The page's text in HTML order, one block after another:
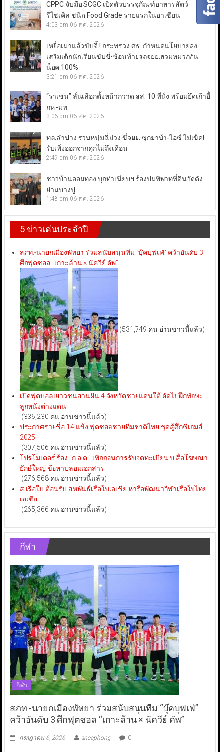
CPPC จับมือ SCGC เปิดตัวบรรจุภัณฑ์อาหารสัตว์
รีไซเคิล ชนิด Food Grade รายแรกในอาเซียน
4:03 pm 06 ส.ค. 2026
เหยื่อเมาแล้วขับจี้ ! กระทรวง ศธ. กำหนดนโยบายส่ง
เสริมเด็กนักเรียนขับขี่-ซ้อนท้ายรถจยย.สวมหมวกกัน
น็อค 100%
3:21 pm 06 ส.ค. 2026
“ราเชน” ลั่นเลือกตั้งหน้ากวาด สส. 10 ที่นั่ง พร้อมยึดเก้าอี้
กห.-มท.
3:06 pm 06 ส.ค. 2026
ทล.ลำปาง รวบหนุ่มฉี่ม่วง ขี่จยย. ซุกยาบ้า-ไอซ์ ไม่เข็ด!
รับเพิ่งออกจากคุกไม่ถึงเดือน
2:49 pm 06 ส.ค. 2026
ชาวบ้านออมทอง บุกทำเนียบฯ ร้องปมพิพาทที่ดินวัดดัง
ย่านบางปู
1:48 pm 06 ส.ค. 2026
5 ข่าวเด่นประจำปี
สภท.-นายกเมืองพัทยา ร่วมสนับสนุนทีม “บุ๊คบุฟเฟ่” คว้าอันดับ 3
ศึกฟุตซอล “เกาะล้าน × นัควีย์ คัพ”
(531,749 คน อ่านข่าวนี้แล้ว)
เปิดฟุตบอลเยาวชนสานฝัน 4 จังหวัดชายแดนใต้ คัดไปฝึกทักษะ
ลูกหนังต่างแดน
(336,230 คน อ่านข่าวนี้แล้ว)
ประกาศรายชื่อ 14 แข้ง ฟุตซอลชายทีมชาติไทย ชุดสู้ศึกซีเกมส์
2025
(307,506 คน อ่านข่าวนี้แล้ว)
โปรโมเตอร์ ร้อง “ก.ล.ต.” เพิกถอนการรับจดทะเบียน บ.สื่อโฆษณา
ยักษ์ใหญ่ ข้อหาปลอมเอกสาร
(276,568 คน อ่านข่าวนี้แล้ว)
ส.เรือใบ ต้อนรับ สหพันธ์เรือใบเอเชีย หารือพัฒนากีฬาเรือใบไทย-
เอเชีย
(265,366 คน อ่านข่าวนี้แล้ว)
กีฬา
กีฬา
สภท.-นายกเมืองพัทยา ร่วมสนับสนุนทีม “บุ๊คบุฟเฟ่”
คว้าอันดับ 3 ศึกฟุตซอล “เกาะล้าน × นัควีย์ คัพ”
กรกฎาคม 6, 2026 aneaphong 0